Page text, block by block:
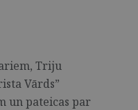
Triju
Vārds”
un pateicas par